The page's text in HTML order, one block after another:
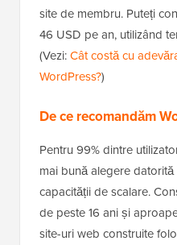
site de membru. Puteți
46 USD pe an, utilizând
(Vezi:Cât costă cu
WordPress?)
De ce recomandăm
Pentru 99% dintre
mai bună alegere
capacității de scalare.
de peste 16 ani și
site-uri web construite